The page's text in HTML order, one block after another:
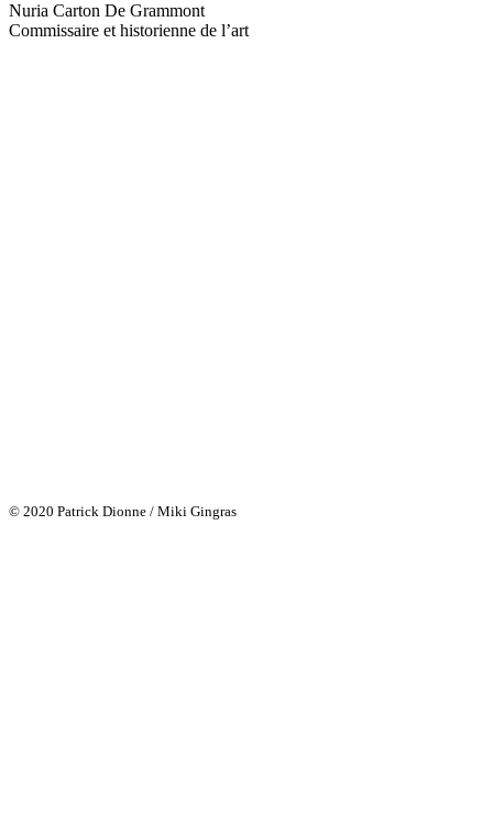
Nuria Carton De Grammont
Commissaire et historienne de l’art
© 2020 Patrick Dionne / Miki Gingras